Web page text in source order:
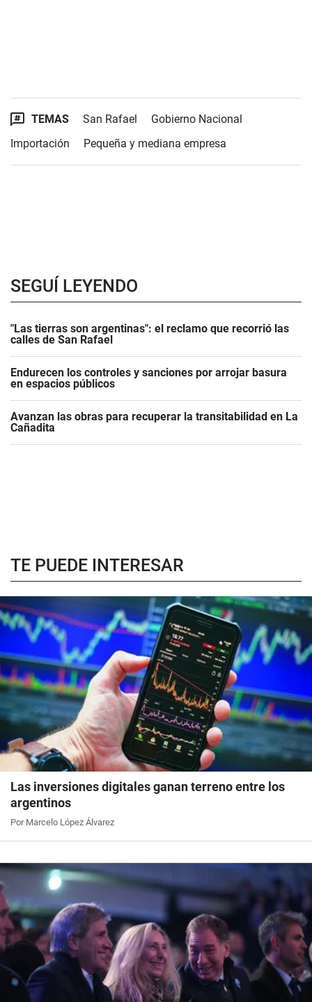
TEMAS San Rafael
Gobierno Nacional
Importación
Pequeña y mediana empresa
SEGUÍ LEYENDO
"Las tierras son argentinas": el reclamo que recorrió las
calles de San Rafael
Endurecen los controles y sanciones por arrojar basura
en espacios públicos
Avanzan las obras para recuperar la transitabilidad en La
Cañadita
TE PUEDE INTERESAR
Las inversiones digitales ganan terreno entre los
argentinos
Por Marcelo López Álvarez